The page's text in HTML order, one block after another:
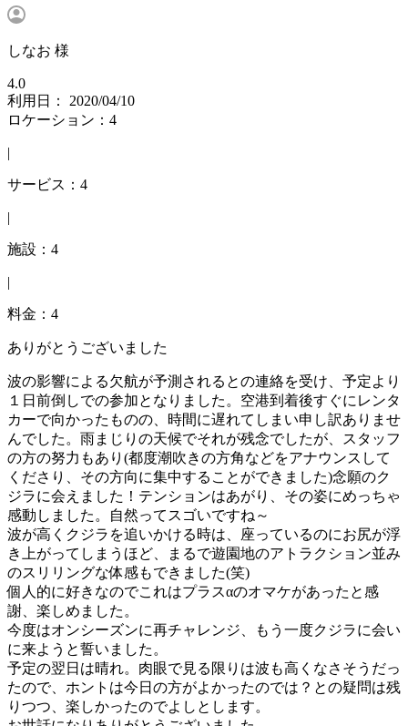
しなお 様
4.0
利用日： 2020/04/10
ロケーション：4
|
サービス：4
|
施設：4
|
料金：4
ありがとうございました
波の影響による欠航が予測されるとの連絡を受け、予定より
１日前倒しでの参加となりました。空港到着後すぐにレンタ
カーで向かったものの、時間に遅れてしまい申し訳ありませ
んでした。雨まじりの天候でそれが残念でしたが、スタッフ
の方の努力もあり(都度潮吹きの方角などをアナウンスして
くださり、その方向に集中することができました)念願のク
ジラに会えました！テンションはあがり、その姿にめっちゃ
感動しました。自然ってスゴいですね～
波が高くクジラを追いかける時は、座っているのにお尻が浮
き上がってしまうほど、まるで遊園地のアトラクション並み
のスリリングな体感もできました(笑)
個人的に好きなのでこれはプラスαのオマケがあったと感
謝、楽しめました。
今度はオンシーズンに再チャレンジ、もう一度クジラに会い
に来ようと誓いました。
予定の翌日は晴れ。肉眼で見る限りは波も高くなさそうだっ
たので、ホントは今日の方がよかったのでは？との疑問は残
りつつ、楽しかったのでよしとします。